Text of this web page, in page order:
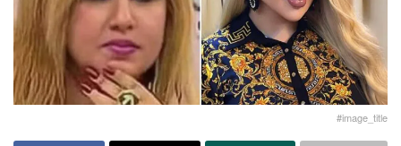
#image_title